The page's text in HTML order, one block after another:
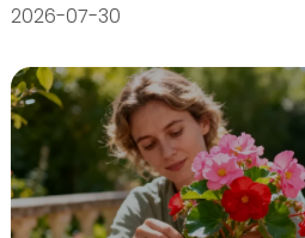
2026-07-30